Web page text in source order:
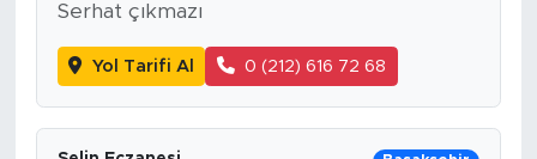
Serhat çıkmazı
Yol Tarifi Al 0 (212) 616 72 68